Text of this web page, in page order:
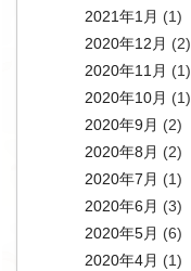
2021年1月 (1)
2020年12月 (2)
2020年11月 (1)
2020年10月 (1)
2020年9月 (2)
2020年8月 (2)
2020年7月 (1)
2020年6月 (3)
2020年5月 (6)
2020年4月 (1)